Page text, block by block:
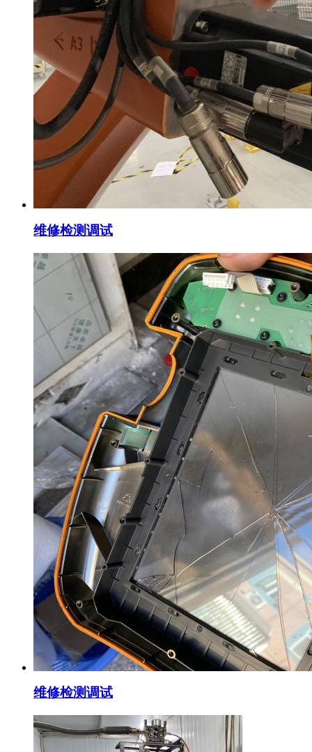
维修检测调试
维修检测调试